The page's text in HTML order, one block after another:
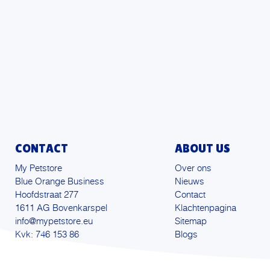
hondenwagen; wandelen; huisdier wandelwagen;
Hondenbuggy; buggy; buggie; wandelwagen hond;
hondenwagen; wandelen; huisdier wandelwagen;
regenhoes
hondendraagtas
CONTACT
My Petstore
Blue Orange Business
Hoofdstraat 277
1611 AG Bovenkarspel
info@mypetstore.eu
Kvk: 746 153 86
ABOUT US
Over ons
Nieuws
Contact
Klachtenpagina
Sitemap
Blogs